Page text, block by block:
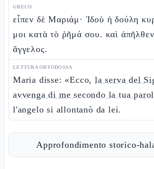
GRECO
εἶπεν δὲ Μαριάμ· Ἰδοὺ ἡ δούλη
μοι κατὰ τὸ ῥῆμά σου. καὶ
ἄγγελος.
LETTURA ORTODOSSA
Maria disse: «Ecco,la serva del
avvenga di me secondo la tua
l'angelo si allontanò da lei.
Approfondimento storico-